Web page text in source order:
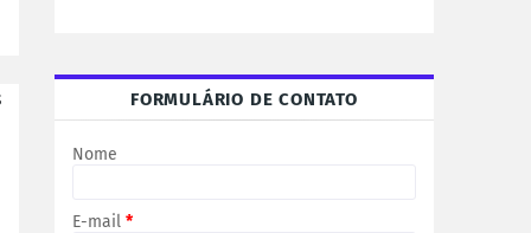
FORMULÁRIO DE CONTATO
Nome
E-mail *